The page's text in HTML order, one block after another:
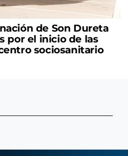
de Son Dureta
por el inicio de las
sociosanitario